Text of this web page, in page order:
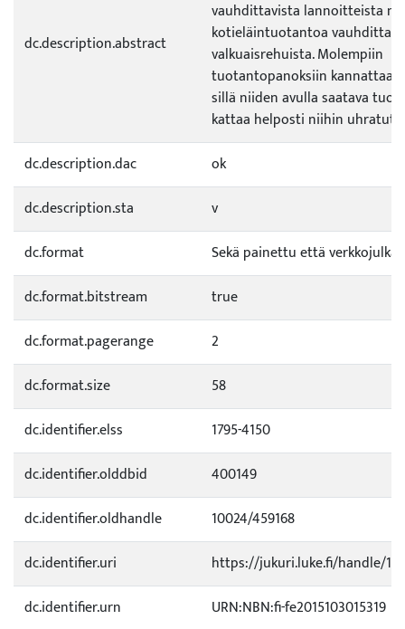
dc.description.abstract
vauhdittavista lannoitteista
kotieläintuotantoa
valkuaisrehuista. Molempiin
tuotantopanoksiin kannattaa
sillä niiden avulla saatava
kattaa helposti niihin uhratut
dc.description.dac
ok
dc.description.sta
v
dc.format
Sekä painettu että
dc.format.bitstream
true
dc.format.pagerange
2
dc.format.size
58
dc.identifier.elss
1795-4150
dc.identifier.olddbid
400149
dc.identifier.oldhandle
10024/459168
dc.identifier.uri
https://jukuri.luke.fi/handle/
dc.identifier.urn
URN:NBN:fi-fe2015103015319